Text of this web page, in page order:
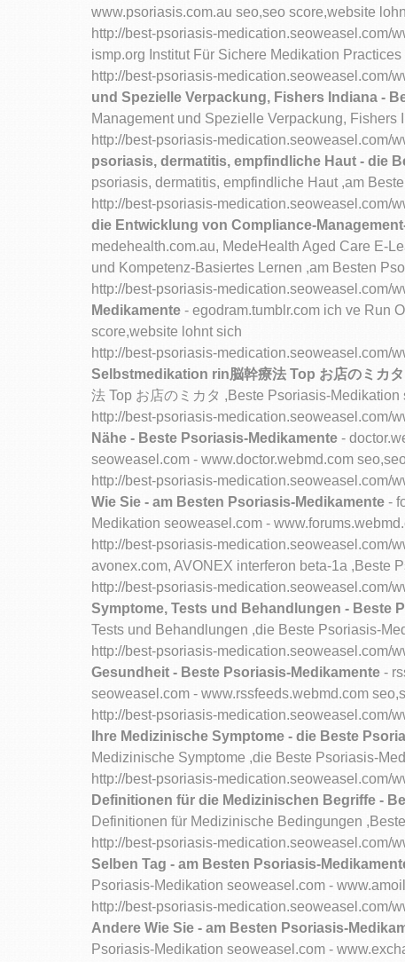
www.psoriasis.com.au seo,seo score,website
http://best-psoriasis-medication.seoweasel.com/
ismp.org Institut Für Sichere Medikation
http://best-psoriasis-medication.seoweasel.com/
und Spezielle Verpackung, Fishers Indiana -
Management und Spezielle Verpackung,
http://best-psoriasis-medication.seoweasel.com/
psoriasis, dermatitis, empfindliche Haut - die
psoriasis, dermatitis, empfindliche Haut ,am
http://best-psoriasis-medication.seoweasel.com/
die Entwicklung von Compliance-
medehealth.com.au, MedeHealth Aged Care E-
und Kompetenz-Basiertes Lernen ,am Besten
http://best-psoriasis-medication.seoweasel.com/
Medikamente - egodram.tumblr.com ich ve Run
score,website lohnt sich
http://best-psoriasis-medication.seoweasel.com/
Selbstmedikation rin脳幹療法 Top お店のミカ
法 Top お店のミカタ ,Beste Psoriasis-
http://best-psoriasis-medication.seoweasel.com/
Nähe - Beste Psoriasis-Medikamente -
seoweasel.com - www.doctor.webmd.com
http://best-psoriasis-medication.seoweasel.com/
Wie Sie - am Besten Psoriasis-Medikamente -
Medikation seoweasel.com -
http://best-psoriasis-medication.seoweasel.com/
avonex.com, AVONEX interferon beta-1a ,Beste
http://best-psoriasis-medication.seoweasel.com/
Symptome, Tests und Behandlungen - Beste
Tests und Behandlungen ,die Beste Psoriasis-
http://best-psoriasis-medication.seoweasel.com/
Gesundheit - Beste Psoriasis-Medikamente -
seoweasel.com - www.rssfeeds.webmd.com
http://best-psoriasis-medication.seoweasel.com/
Ihre Medizinische Symptome - die Beste
Medizinische Symptome ,die Beste Psoriasis-
http://best-psoriasis-medication.seoweasel.com/
Definitionen für die Medizinischen Begriffe -
Definitionen für Medizinische Bedingungen
http://best-psoriasis-medication.seoweasel.com/
Selben Tag - am Besten Psoriasis-
Psoriasis-Medikation seoweasel.com -
http://best-psoriasis-medication.seoweasel.com/
Andere Wie Sie - am Besten Psoriasis-
Psoriasis-Medikation seoweasel.com -